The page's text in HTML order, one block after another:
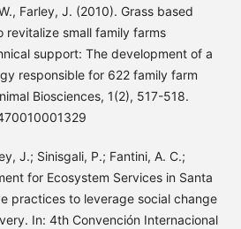
Farley, J. (2010). Grass based
small family farms
support: The development of a
responsible for 622 family farm
Biosciences, 1(2), 517-518.
J.; Sinisgali, P.; Fantini, A. C.;
for Ecosystem Services in Santa
practices to leverage social change
In: 4th Convención Internacional